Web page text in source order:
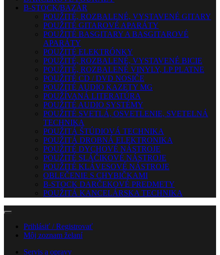
B-STOCK/BAZÁR
POUŽITÉ, ROZBALENÉ, VYSTAVENÉ GITARY
POUŽITÉ GITAROVÉ APARÁTY
POUŽITÉ BASGITARY A BASGITAROVÉ
APARÁTY
POUŽITÉ ELEKTRÓNKY
POUŽITÉ, ROZBALENÉ, VYSTAVENÉ BICIE
POUŽITÉ, ROZBALENÉ VINYLY, LP PLATNE
POUŽITÉ CD / DVD NOSIČE
POUŽITÉ AUDIO KAZETY MG
POUŽÍVANÁ LITERATÚRA
POUŽITÉ AUDIO SYSTÉMY
POUŽITÉ SVETLÁ, OSVETLENIE, SVETELNÁ
TECHNIKA
POUŽITÁ ŠTÚDIOVÁ TECHNIKA
POUŽITÁ DROBNÁ ELEKTRONIKA
POUŽITÉ DYCHOVÉ NÁSTROJE
POUŽITÉ SLÁČIKOVÉ NÁSTROJE
POUŽITÉ KLÁVESOVÉ NÁSTROJE
OBLEČENIE S CHYBIČKAMI
B-STOCK DARČEKOVÉ PREDMETY
POUŽITÁ KANCELÁRSKA TECHNIKA
Prihlásiť / Registrovať
Môj zoznam želaní
Servis a opravy